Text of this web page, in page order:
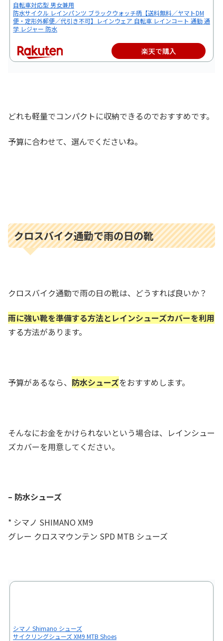
自転車対応型 男女兼用
防水サイクル レインパンツ ブラックウォッチ柄【送料無料／ヤマトDM
便・定形外郵便／代引き不可】レインウェア 自転車 レインコート 通勤 通
学 レジャー 防水
楽天で購入
どれも軽量でコンパクトに収納できるのでおすすめです。
予算に合わせて、選んでくださいね。
クロスバイク通勤で雨の日の靴
クロスバイク通勤で雨の日の靴は、どうすれば良いか？
雨に強い靴を準備する方法とレインシューズカバーを利用
する方法があります。
予算があるなら、 防水シューズをおすすめします。
そんなにお金をかけられないという場合は、レインシュー
ズカバーを用意してください。
– 防水シューズ
* シマノ SHIMANO XM9
グレー クロスマウンテン SPD MTB シューズ
シマノ Shimano シューズ
サイクリングシューズ XM9 MTB Shoes